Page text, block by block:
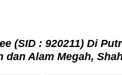
(SID : 920211) Di
dan Alam Megah,